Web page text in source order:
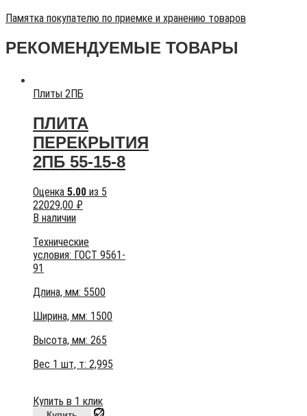
Памятка покупателю по приемке и хранению товаров
РЕКОМЕНДУЕМЫЕ ТОВАРЫ
Плиты 2ПБ
ПЛИТА
ПЕРЕКРЫТИЯ
2ПБ 55-15-8
Оценка 5.00 из 5
22029,00 ₽
В наличии
Технические
условия: ГОСТ 9561-
91
Длина, мм: 5500
Ширина, мм: 1500
Высота, мм: 265
Вес 1 шт, т: 2,995
Купить в 1 клик